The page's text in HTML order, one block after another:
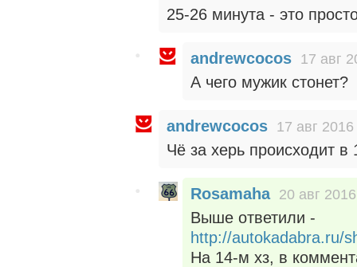
25-26 минута - это
andrewcocos 17 авг
А чего мужик стонет?
andrewcocos 17 авг
Чё за херь происходит в
Rosamaha 20 авг
Выше ответили -
http://autokadabra.ru/
На 14-м хз, в